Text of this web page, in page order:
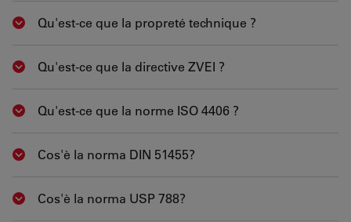
Show answer
Qu'est-ce que la propreté technique ?
Show answer
Qu'est-ce que la directive ZVEI ?
Show answer
Qu'est-ce que la norme ISO 4406 ?
Show answer
Cos'è la norma DIN 51455?
Show answer
Cos'è la norma USP 788?